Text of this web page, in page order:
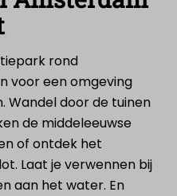
rond
voor een omgeving
Wandel door de tuinen
de middeleeuwse
of ontdek het
Laat je verwennen bij
aan het water. En